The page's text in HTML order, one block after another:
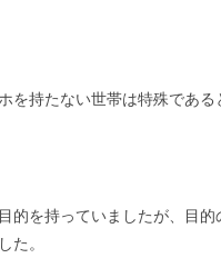
を持たない世帯は特殊であ
的を持っていましたが、目
た。